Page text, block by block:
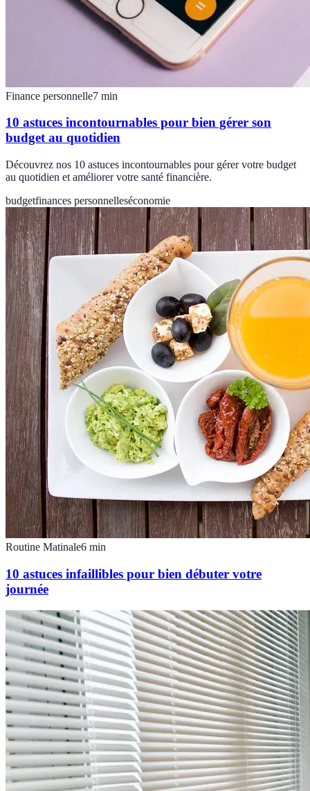
Finance personnelle7 min
10 astuces incontournables pour bien gérer son
budget au quotidien
Découvrez nos 10 astuces incontournables pour gérer votre budget
au quotidien et améliorer votre santé financière.
budgetfinances personnelleséconomie
Routine Matinale6 min
10 astuces infaillibles pour bien débuter votre
journée